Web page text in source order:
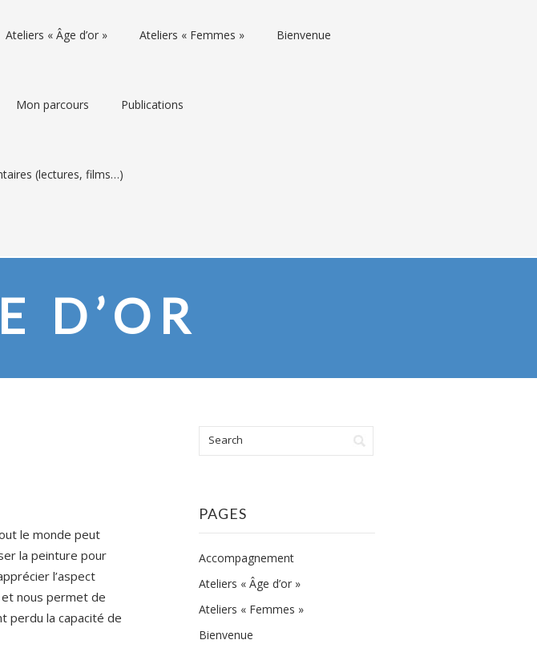
Ateliers « Âge d’or » Ateliers « Femmes » Bienvenue
Mon parcours Publications
(lectures, films…)
D’OR
le monde peut
la peinture pour
l’aspect
nous permet de
perdu la capacité de
PAGES
Accompagnement
Ateliers « Âge d’or »
Ateliers « Femmes »
Bienvenue